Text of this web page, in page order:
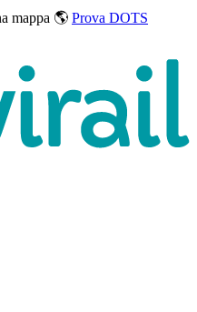
mappa 🌎 Prova DOTS